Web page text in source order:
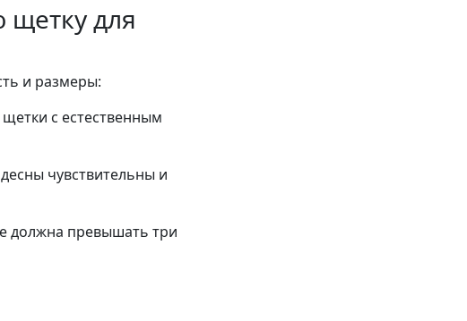
для
и размеры:
с естественным
чувствительны и
должна превышать три